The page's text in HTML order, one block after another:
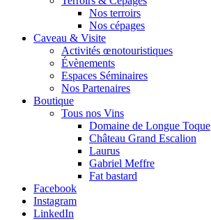
Nos terroirs
Nos cépages
Caveau & Visite
Activités œnotouristiques
Évènements
Espaces Séminaires
Nos Partenaires
Boutique
Tous nos Vins
Domaine de Longue Toque
Château Grand Escalion
Laurus
Gabriel Meffre
Fat bastard
Facebook
Instagram
LinkedIn